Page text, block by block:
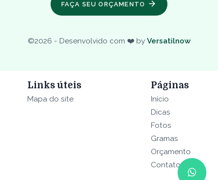
FAÇA SEU ORÇAMENTO
©2026 - Desenvolvido com ❤️ by Versatilnow
Links úteis
Mapa do site
Páginas
Início
Dicas
Fotos
Gramas
Orçamento
Contato